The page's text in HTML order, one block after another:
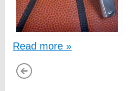
Read more »